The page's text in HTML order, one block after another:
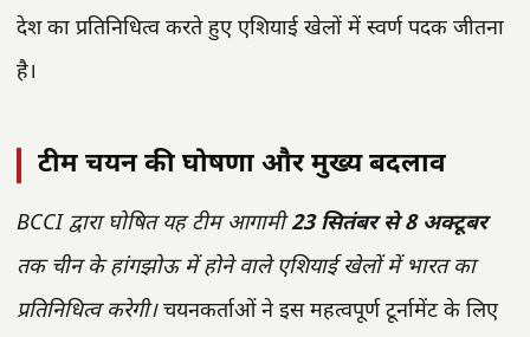
देश का प्रतिनिधित्व करते हुए एशियाई खेलों में स्वर्ण पदक जीतना
है।
टीम चयन की घोषणा और मुख्य बदलाव
BCCI द्वारा घोषित यह टीम आगामी23 सितंबर से 8 अक्टूबर
तक चीन के हांगझोऊ में होने वाले एशियाई खेलों में भारत का
प्रतिनिधित्व करेगी।चयनकर्ताओं ने इस महत्वपूर्ण टूर्नामेंट के लिए